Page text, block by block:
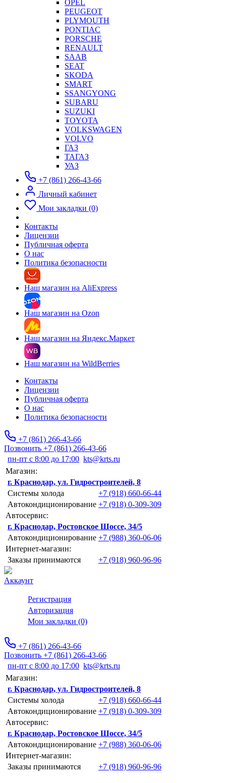
OPEL
PEUGEOT
PLYMOUTH
PONTIAC
PORSCHE
RENAULT
SAAB
SEAT
SKODA
SMART
SSANGYONG
SUBARU
SUZUKI
TOYOTA
VOLKSWAGEN
VOLVO
ГАЗ
ТАГАЗ
УАЗ
+7 (861) 266-43-66
Личный кабинет
Мои закладки (0)
Контакты
Лицензии
Публичная оферта
О нас
Политика безопасности
Наш магазин на AliExpress
Наш магазин на Ozon
Наш магазин на Яндекс.Маркет
Наш магазин на WildBerries
Контакты
Лицензии
Публичная оферта
О нас
Политика безопасности
+7 (861) 266-43-66
Позвонить +7 (861) 266-43-66
пн-пт с 8:00 до 17:00 kts@krts.ru
Магазин:
г. Краснодар, ул. Гидростроителей, 8
Системы холода
+7 (918) 660-66-44
Автокондиционирование +7 (918) 0-309-309
Автосервис:
г. Краснодар, Ростовское Шоссе, 34/5
Автокондиционирование +7 (988) 360-06-06
Интернет-магазин:
Заказы принимаются
+7 (918) 960-96-96
Аккаунт
Регистрация
Авторизация
Мои закладки (0)
+7 (861) 266-43-66
Позвонить +7 (861) 266-43-66
пн-пт с 8:00 до 17:00 kts@krts.ru
Магазин:
г. Краснодар, ул. Гидростроителей, 8
Системы холода
+7 (918) 660-66-44
Автокондиционирование +7 (918) 0-309-309
Автосервис:
г. Краснодар, Ростовское Шоссе, 34/5
Автокондиционирование +7 (988) 360-06-06
Интернет-магазин:
Заказы принимаются
+7 (918) 960-96-96